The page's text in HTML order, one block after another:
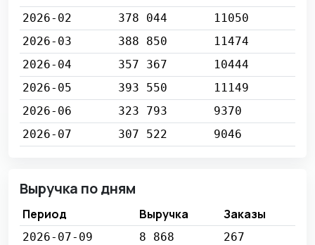
2026-02
378 044
11050
2026-03
388 850
11474
2026-04
357 367
10444
2026-05
393 550
11149
2026-06
323 793
9370
2026-07
307 522 9046
Выручка по дням
Период Выручка Заказы
2026-07-09 8 868
267